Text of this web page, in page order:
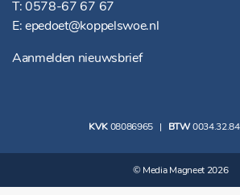
T:0578-67 67 67
E:epedoet@koppelswoe.nl
Aanmelden nieuwsbrief
KVK 08086965 | BTW
©Media Magneet2026